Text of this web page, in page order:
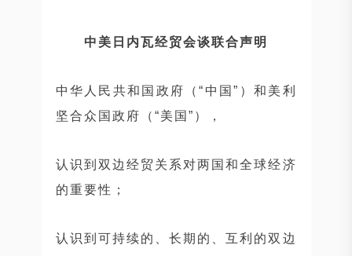
中美日内瓦经贸会谈联合声明
中华人民共和国政府（“中国”）和美利
坚合众国政府（“美国”），
认识到双边经贸关系对两国和全球经济
的重要性；
认识到可持续的、长期的、互利的双边